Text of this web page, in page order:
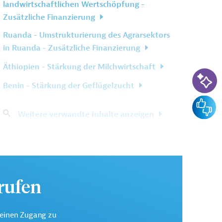
landwirtschaftlichen Wertschöpfung -
Zusätzliche Finanzierung
Ruanda - Umstrukturierung des Agrarsektors
in Ruanda - Zusätzliche Finanzierung
Äthiopien - Stärkung der Milchwirtschaft
Benin - Stärkung der Geflügelzucht
Weitere verwandte Inhalte anzeigen
Zugang zu
KI-